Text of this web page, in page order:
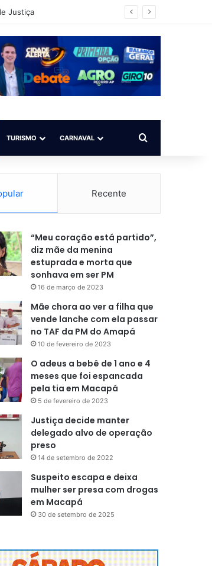
Justiça
TURISMO CARNAVAL Procurar por
Recente
“Meu coração está partido”,
diz mãe da menina
estuprada e morta que
sonhava em ser PM
16 de março de 2023
Mãe chora ao ver a filha que
vende lanche com ela passar
no TAF da PM do Amapá
10 de fevereiro de 2023
O adeus a bebê de 1 ano e 4
meses que foi espancada
pela tia em Macapá
5 de fevereiro de 2023
Justiça decide manter
delegado alvo de operação
preso
14 de setembro de 2022
Suspeito escapa e deixa
mulher ser presa com drogas
em Macapá
30 de setembro de 2025